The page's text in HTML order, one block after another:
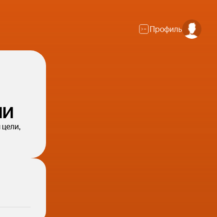
Профиль
цели,